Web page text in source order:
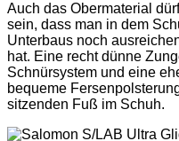
Auch das Obermaterial
sein, dass man in dem
Unterbaus noch
hat. Eine recht dünne
Schnürsystem und eine
bequeme
sitzenden Fuß im Schuh.